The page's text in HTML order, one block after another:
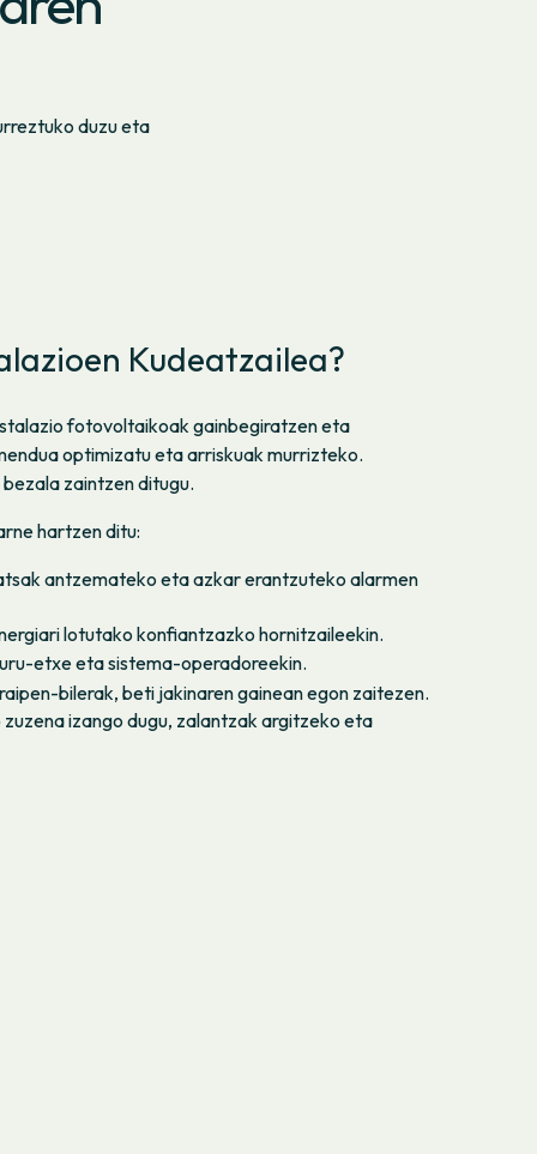
duzu eta
Kudeatzailea?
fotovoltaikoak gainbegiratzen eta
optimizatu eta arriskuak murrizteko.
zaintzen ditugu.
hartzen ditu:
antzemateko eta azkar erantzuteko alarmen
lotutako konfiantzazko hornitzaileekin.
etxe eta sistema-operadoreekin.
bilerak, beti jakinaren gainean egon zaitezen.
izango dugu, zalantzak argitzeko eta